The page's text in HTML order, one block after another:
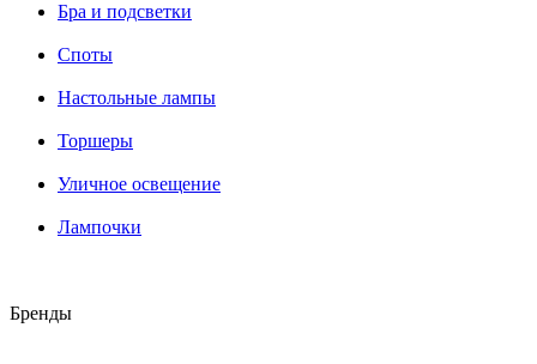
Бра и подсветки
Споты
Настольные лампы
Торшеры
Уличное освещение
Лампочки
Бренды